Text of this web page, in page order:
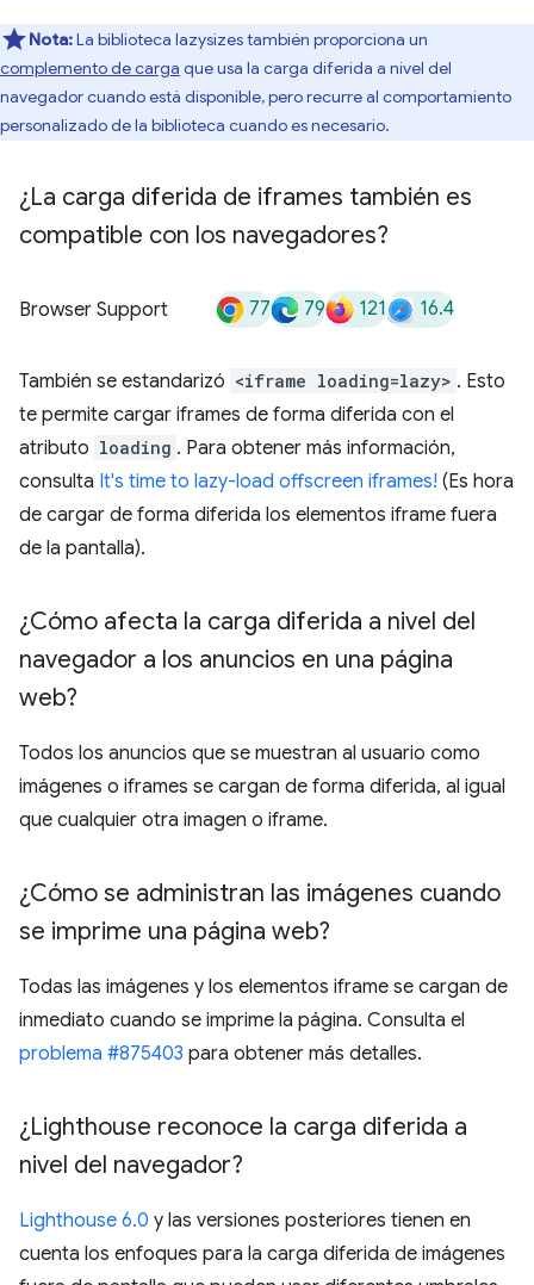
Nota:La biblioteca lazysizes también proporciona un
complemento de carga que usa la carga diferida a nivel del
navegador cuando está disponible, pero recurre al comportamiento
personalizado de la biblioteca cuando es necesario.
¿La carga diferida de iframes también es
compatible con los navegadores?
Browser Support 77 79 121 16.4
También se estandarizó <iframe loading=lazy> . Esto
te permite cargar iframes de forma diferida con el
atributo loading . Para obtener más información,
consulta It's time to lazy-load offscreen iframes! (Es hora
de cargar de forma diferida los elementos iframe fuera
de la pantalla).
¿Cómo afecta la carga diferida a nivel del
navegador a los anuncios en una página
web?
Todos los anuncios que se muestran al usuario como
imágenes o iframes se cargan de forma diferida, al igual
que cualquier otra imagen o iframe.
¿Cómo se administran las imágenes cuando
se imprime una página web?
Todas las imágenes y los elementos iframe se cargan de
inmediato cuando se imprime la página. Consulta el
problema #875403 para obtener más detalles.
¿Lighthouse reconoce la carga diferida a
nivel del navegador?
Lighthouse 6.0 y las versiones posteriores tienen en
cuenta los enfoques para la carga diferida de imágenes